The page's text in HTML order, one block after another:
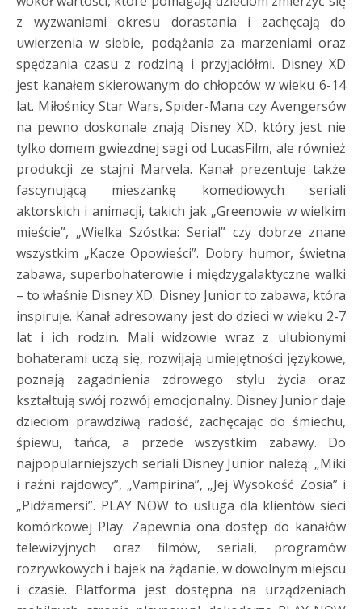
z wyzwaniami okresu dorastania i zachęcają do
uwierzenia w siebie, podążania za marzeniami oraz
spędzania czasu z rodziną i przyjaciółmi. Disney XD
jest kanałem skierowanym do chłopców w wieku 6-14
lat. Miłośnicy Star Wars, Spider-Mana czy Avengersów
na pewno doskonale znają Disney XD, który jest nie
tylko domem gwiezdnej sagi od LucasFilm, ale również
produkcji ze stajni Marvela. Kanał prezentuje także
fascynującą mieszankę komediowych seriali
aktorskich i animacji, takich jak „Greenowie w wielkim
mieście”, „Wielka Szóstka: Serial” czy dobrze znane
wszystkim „Kacze Opowieści”. Dobry humor, świetna
zabawa, superbohaterowie i międzygalaktyczne walki
– to właśnie Disney XD. Disney Junior to zabawa, która
inspiruje. Kanał adresowany jest do dzieci w wieku 2-7
lat i ich rodzin. Mali widzowie wraz z ulubionymi
bohaterami uczą się, rozwijają umiejętności językowe,
poznają zagadnienia zdrowego stylu życia oraz
kształtują swój rozwój emocjonalny. Disney Junior daje
dzieciom prawdziwą radość, zachęcając do śmiechu,
śpiewu, tańca, a przede wszystkim zabawy. Do
najpopularniejszych seriali Disney Junior należą: „Miki
i raźni rajdowcy”, „Vampirina”, „Jej Wysokość Zosia” i
„Pidżamersi”. PLAY NOW to usługa dla klientów sieci
komórkowej Play. Zapewnia ona dostęp do kanałów
telewizyjnych oraz filmów, seriali, programów
rozrywkowych i bajek na żądanie, w dowolnym miejscu
i czasie. Platforma jest dostępna na urządzeniach